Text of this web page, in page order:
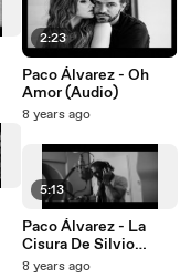
2:23
Paco Álvarez - Oh
Amor (Audio)
8 years ago
5:13
Paco Álvarez - La
Cisura De Silvio
(Audio)
8 years ago